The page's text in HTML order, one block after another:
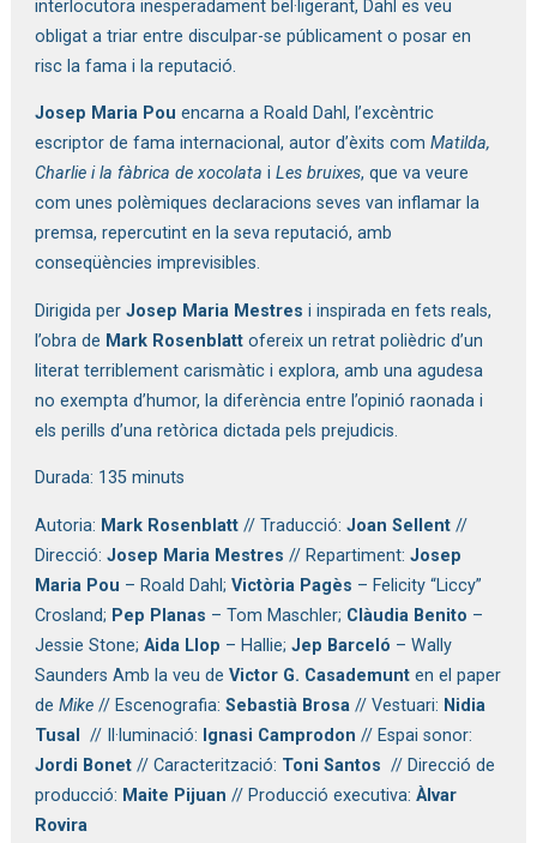
interlocutora inesperadament bel·ligerant, Dahl es veu
obligat a triar entre disculpar-se públicament o posar en
risc la fama i la reputació.
Josep Maria Pou encarna a Roald Dahl, l’excèntric
escriptor de fama internacional, autor d’èxits com Matilda,
Charlie i la fàbrica de xocolata i Les bruixes, que va veure
com unes polèmiques declaracions seves van inflamar la
premsa, repercutint en la seva reputació, amb
conseqüències imprevisibles.
Dirigida per Josep Maria Mestres i inspirada en fets reals,
l’obra de Mark Rosenblatt ofereix un retrat polièdric d’un
literat terriblement carismàtic i explora, amb una agudesa
no exempta d’humor, la diferència entre l’opinió raonada i
els perills d’una retòrica dictada pels prejudicis.
Durada: 135 minuts
Autoria: Mark Rosenblatt // Traducció: Joan Sellent //
Direcció: Josep Maria Mestres // Repartiment: Josep
Maria Pou – Roald Dahl; Victòria Pagès – Felicity “Liccy”
Crosland; Pep Planas – Tom Maschler; Clàudia Benito –
Jessie Stone; Aida Llop – Hallie; Jep Barceló – Wally
Saunders Amb la veu de Victor G. Casademunt en el paper
de Mike // Escenografia: Sebastià Brosa // Vestuari: Nidia
Tusal
// Il·luminació: Ignasi Camprodon
Jordi Bonet // Caracterització: Toni Santos // Direcció de
producció: Maite Pijuan // Producció executiva: Àlvar
Rovira